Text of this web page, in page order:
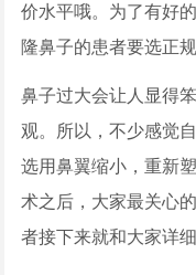
价水平哦。为了有好
隆鼻子的患者要选正
鼻子过大会让人显得
观。所以，不少感觉
选用鼻翼缩小，重新
术之后，大家最关心
者接下来就和大家详